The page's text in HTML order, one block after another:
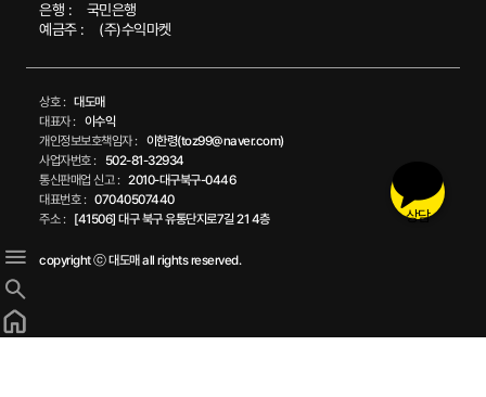
상담
은행 :
국민은행
예금주 :
(주)수익마켓
상호 : 대도매
대표자 :
이수익
개인정보보호책임자 :
이한령(toz99@naver.com)
사업자번호 :
502-81-32934
통신판매업 신고 : 2010-대구북구-0446
대표번호 : 07040507440
주소 :
[41506] 대구 북구 유통단지로7길 21 4층
copyright ⓒ 대도매 all rights reserved.